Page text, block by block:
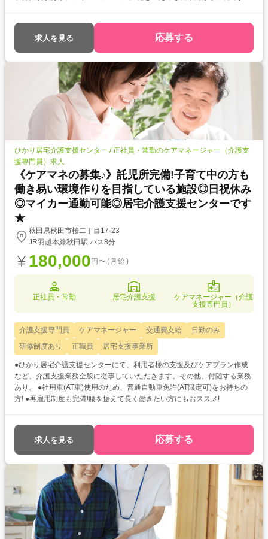
求人を見る 応募する
ひかり居宅介護支援センター / 正社員・常勤のケアマネージャー（介護支
援専門員）求人
《ケアマネの募集♪》託児所完備!子育て中の方も
働き易い環境作りを目指している施設◎日祝休み
◎マイカー通勤可能◎居宅介護支援センターです
★
秋田県秋田市桜二丁目17-23
JR羽越本線秋田駅 バス8分
180,000 円〜(月給)
正社員・常勤 居宅介護支援
ケアマネージャー（介護
支援専門員）
介護支援専門員 ケアマネージャー 交通費支給
日勤のみ
研修制度あり
正職員 居宅支援事業所
●ひかり居宅介護支援センターにて、利用者様の支援及びケアプラン作成
など、介護支援業務全般に従事していただきます。その他、付随する業務
あり。 ●社用車(AT車)使用のため、普通自動車免許(AT限定可)をお持ちの
方! ●再雇用制度も完備!腰を据えて長く働きたい方にもおススメ!
求人を見る 応募する